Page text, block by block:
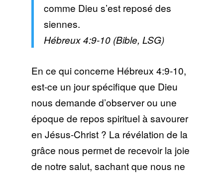
comme Dieu s’est reposé des
siennes.
Hébreux 4:9-10 (Bible, LSG)
En ce qui concerne Hébreux 4:9-10,
est-ce un jour spécifique que Dieu
nous demande d’observer ou une
époque de repos spirituel à savourer
en Jésus-Christ ? La révélation de la
grâce nous permet de recevoir la joie
de notre salut, sachant que nous ne